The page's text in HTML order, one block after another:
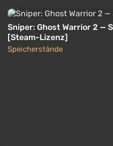
Sniper: Ghost Warrior 2 —
[Steam-Lizenz]
Speicherstände